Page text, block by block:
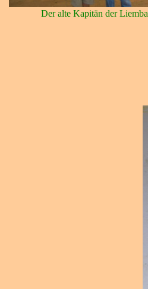
Der alte Kapitän der Liemba